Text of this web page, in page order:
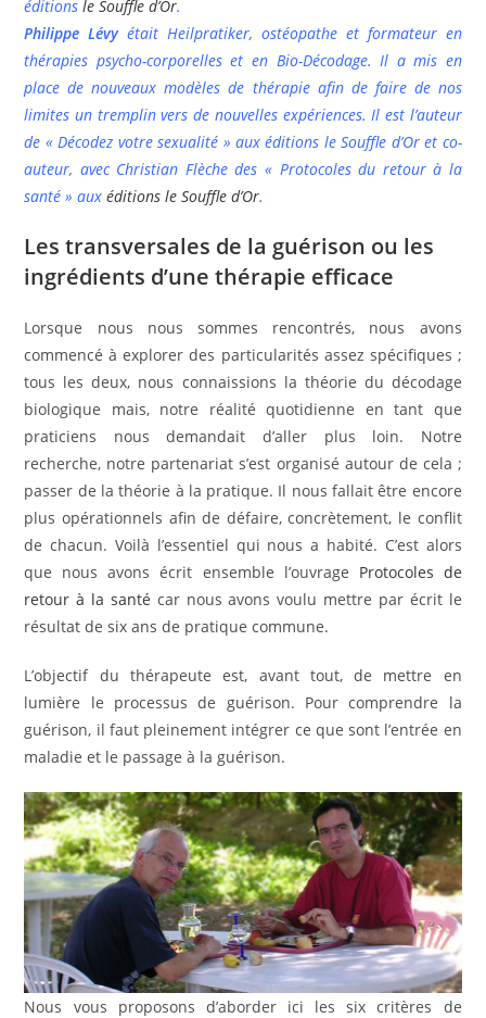
éditionsle Souffle d’Or.
Philippe Lévyétait Heilpratiker, ostéopathe et formateur en
thérapies psycho-corporelles et en Bio-Décodage. Il a mis en
place de nouveaux modèles de thérapie afin de faire de nos
limites un tremplin vers de nouvelles expériences. Il est l’auteur
de « Décodez votre sexualité » aux éditions le Souffle d’Or et co-
auteur, avec Christian Flèche des « Protocoles du retour à la
santé » auxéditions le Souffle d’Or.
Les transversales de la guérison ou les
ingrédients d’une thérapie efficace
Lorsque nous nous sommes rencontrés, nous avons
commencé à explorer des particularités assez spécifiques ;
tous les deux, nous connaissions la théorie du décodage
biologique mais, notre réalité quotidienne en tant que
praticiens nous demandait d’aller plus loin. Notre
recherche, notre partenariat s’est organisé autour de cela ;
passer de la théorie à la pratique. Il nous fallait être encore
plus opérationnels afin de défaire, concrètement, le conflit
de chacun. Voilà l’essentiel qui nous a habité. C’est alors
que nous avons écrit ensemble l’ouvrage Protocoles de
retour à la santé car nous avons voulu mettre par écrit le
résultat de six ans de pratique commune.
L’objectif du thérapeute est, avant tout, de mettre en
lumière le processus de guérison. Pour comprendre la
guérison, il faut pleinement intégrer ce que sont l’entrée en
maladie et le passage à la guérison.
Nous vous proposons d’aborder ici les six critères de